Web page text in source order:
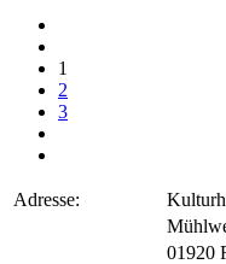
1
2
3
Adresse:
01920